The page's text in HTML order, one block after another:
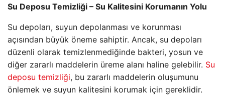
Su Deposu Temizliği – Su Kalitesini Korumanın Yolu
Su depoları, suyun depolanması ve korunması
açısından büyük öneme sahiptir. Ancak, su depoları
düzenli olarak temizlenmediğinde bakteri, yosun ve
diğer zararlı maddelerin üreme alanı haline gelebilir. Su
deposu temizliği, bu zararlı maddelerin oluşumunu
önlemek ve suyun kalitesini korumak için gereklidir.